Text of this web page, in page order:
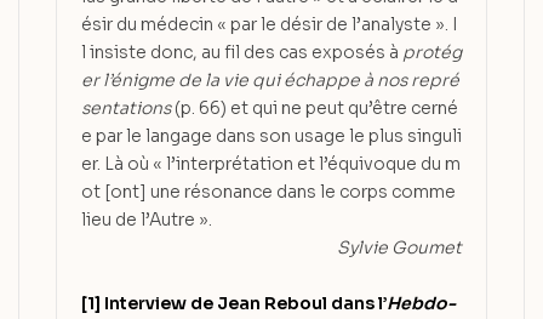
ésir du médecin « par le désir de l’analyste ». I
l insiste donc, au fil des cas exposés à protég
er l’énigme de la vie qui échappe à nos repré
sentations(p. 66) et qui ne peut qu’être cerné
e par le langage dans son usage le plus singuli
er. Là où « l’interprétation et l’équivoque du m
ot [ont] une résonance dans le corps comme
lieu de l’Autre ».
Sylvie Goumet
[1] Interview de Jean Reboul dans l’Hebdo-